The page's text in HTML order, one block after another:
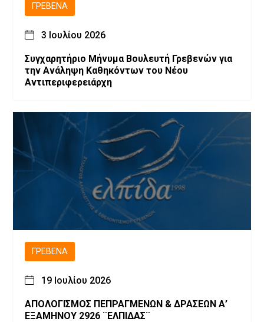
ΓΡΕΒΕΝΆ
3 Ιουλίου 2026
Συγχαρητήριο Μήνυμα Βουλευτή Γρεβενών για
την Ανάληψη Καθηκόντων του Νέου
Αντιπεριφερειάρχη
ΓΡΕΒΕΝΆ
19 Ιουλίου 2026
ΑΠΟΛΟΓΙΣΜΟΣ ΠΕΠΡΑΓΜΕΝΩΝ & ΔΡΑΣΕΩΝ Α’
ΕΞΑΜΗΝΟΥ 2926 ¨ΕΛΠΙΔΑΣ¨